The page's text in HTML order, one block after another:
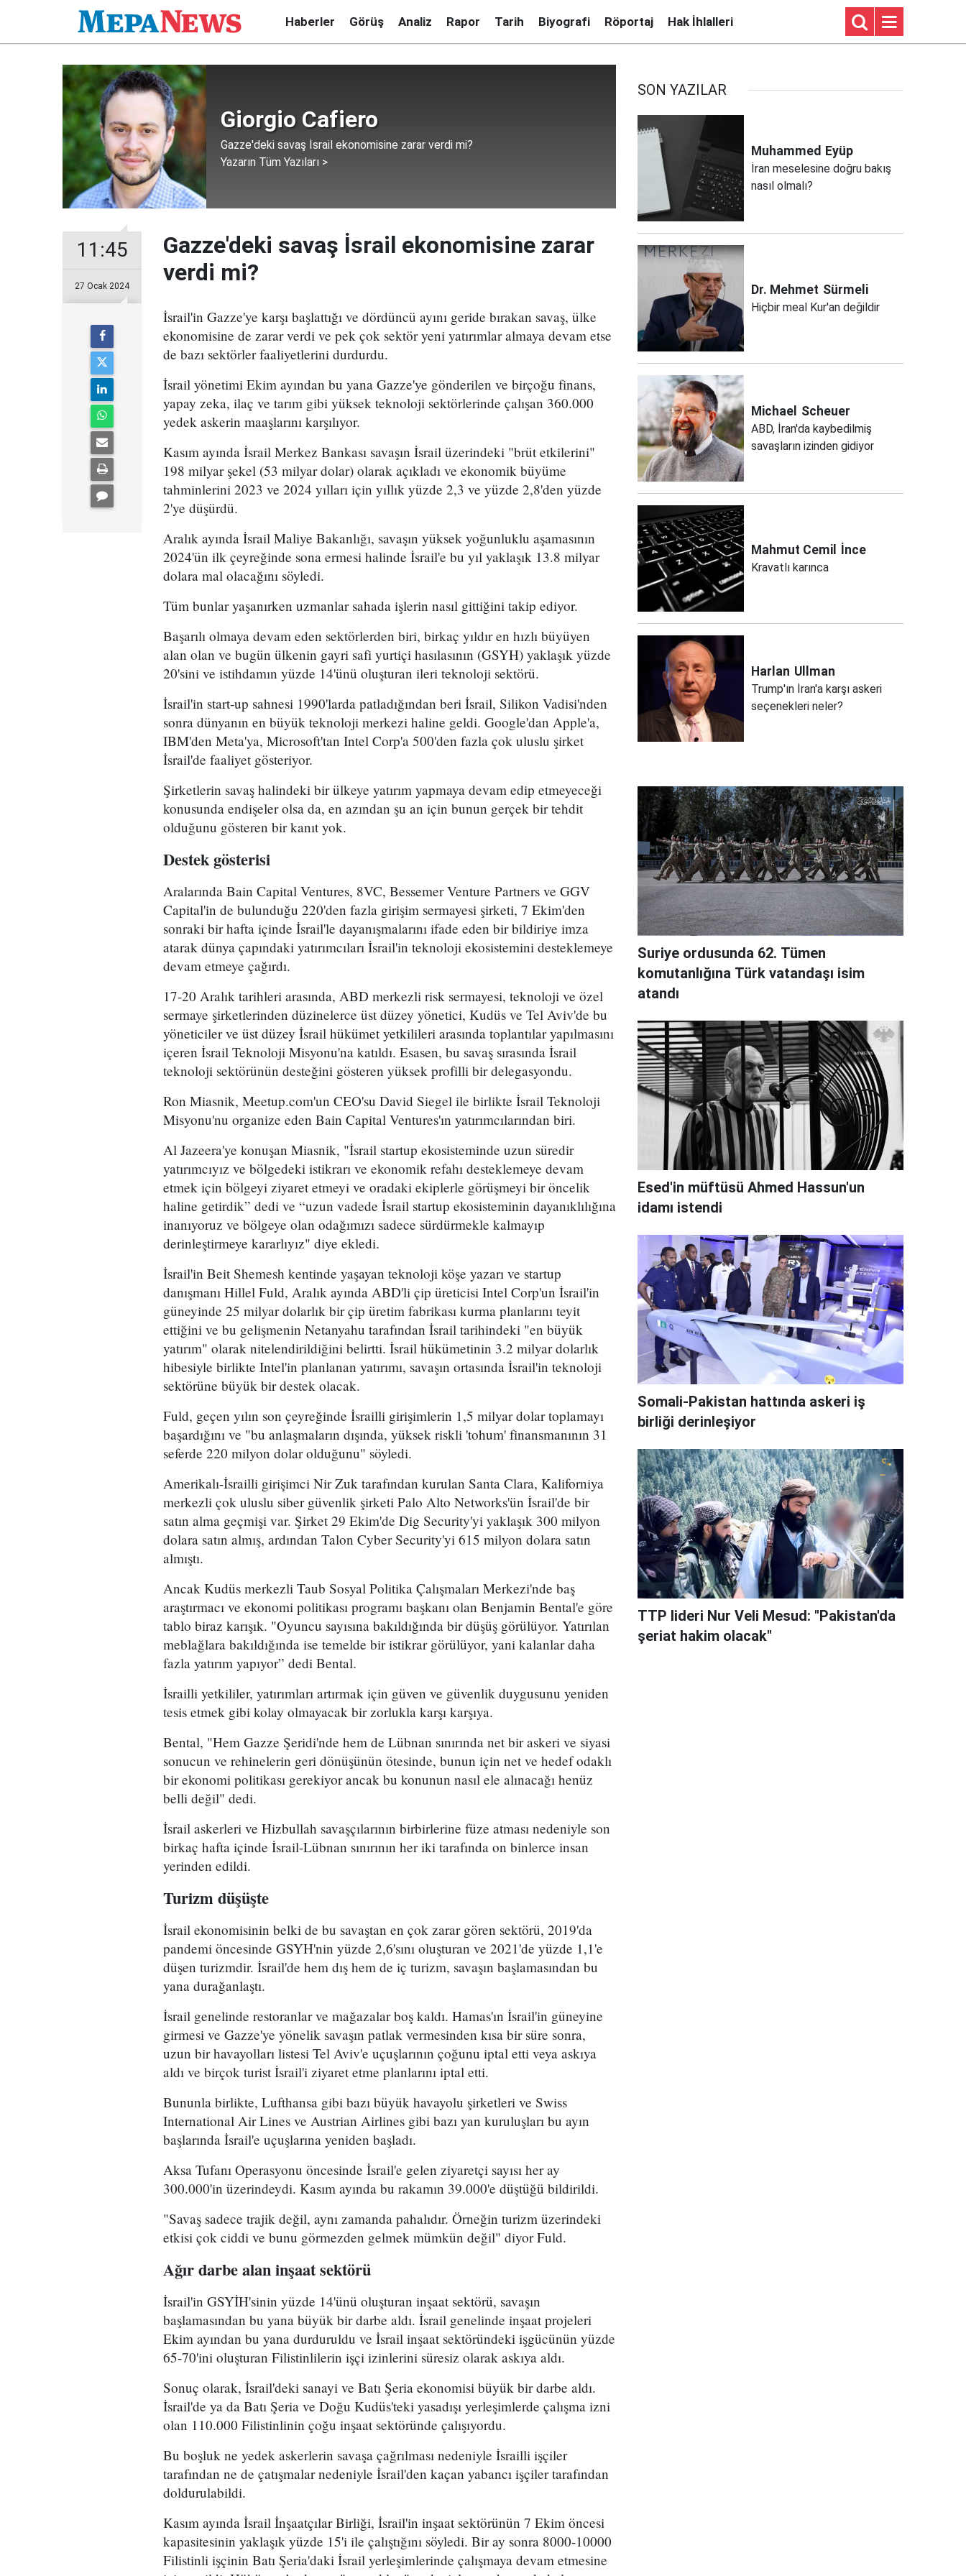
Haberler Görüş Analiz Rapor Tarih Biyografi Röportaj Hak İhlalleri
Giorgio Cafiero
Gazze'deki savaş İsrail ekonomisine zarar verdi mi?
Yazarın Tüm Yazıları >
11:45
27 Ocak 2024
Gazze'deki savaş İsrail ekonomisine zarar
verdi mi?
İsrail'in Gazze'ye karşı başlattığı ve dördüncü ayını geride bırakan savaş, ülke
ekonomisine de zarar verdi ve pek çok sektör yeni yatırımlar almaya devam etse
de bazı sektörler faaliyetlerini durdurdu.
İsrail yönetimi Ekim ayından bu yana Gazze'ye gönderilen ve birçoğu finans,
yapay zeka, ilaç ve tarım gibi yüksek teknoloji sektörlerinde çalışan 360.000
yedek askerin maaşlarını karşılıyor.
Kasım ayında İsrail Merkez Bankası savaşın İsrail üzerindeki "brüt etkilerini"
198 milyar şekel (53 milyar dolar) olarak açıkladı ve ekonomik büyüme
tahminlerini 2023 ve 2024 yılları için yıllık yüzde 2,3 ve yüzde 2,8'den yüzde
2'ye düşürdü.
Aralık ayında İsrail Maliye Bakanlığı, savaşın yüksek yoğunluklu aşamasının
2024'ün ilk çeyreğinde sona ermesi halinde İsrail'e bu yıl yaklaşık 13.8 milyar
dolara mal olacağını söyledi.
Tüm bunlar yaşanırken uzmanlar sahada işlerin nasıl gittiğini takip ediyor.
Başarılı olmaya devam eden sektörlerden biri, birkaç yıldır en hızlı büyüyen
alan olan ve bugün ülkenin gayri safi yurtiçi hasılasının (GSYH) yaklaşık yüzde
20'sini ve istihdamın yüzde 14'ünü oluşturan ileri teknoloji sektörü.
İsrail'in start-up sahnesi 1990'larda patladığından beri İsrail, Silikon Vadisi'nden
sonra dünyanın en büyük teknoloji merkezi haline geldi. Google'dan Apple'a,
IBM'den Meta'ya, Microsoft'tan Intel Corp'a 500'den fazla çok uluslu şirket
İsrail'de faaliyet gösteriyor.
Şirketlerin savaş halindeki bir ülkeye yatırım yapmaya devam edip etmeyeceği
konusunda endişeler olsa da, en azından şu an için bunun gerçek bir tehdit
olduğunu gösteren bir kanıt yok.
Destek gösterisi
Aralarında Bain Capital Ventures, 8VC, Bessemer Venture Partners ve GGV
Capital'in de bulunduğu 220'den fazla girişim sermayesi şirketi, 7 Ekim'den
sonraki bir hafta içinde İsrail'le dayanışmalarını ifade eden bir bildiriye imza
atarak dünya çapındaki yatırımcıları İsrail'in teknoloji ekosistemini desteklemeye
devam etmeye çağırdı.
17-20 Aralık tarihleri arasında, ABD merkezli risk sermayesi, teknoloji ve özel
sermaye şirketlerinden düzinelerce üst düzey yönetici, Kudüs ve Tel Aviv'de bu
yöneticiler ve üst düzey İsrail hükümet yetkilileri arasında toplantılar yapılmasını
içeren İsrail Teknoloji Misyonu'na katıldı. Esasen, bu savaş sırasında İsrail
teknoloji sektörünün desteğini gösteren yüksek profilli bir delegasyondu.
Ron Miasnik, Meetup.com'un CEO'su David Siegel ile birlikte İsrail Teknoloji
Misyonu'nu organize eden Bain Capital Ventures'ın yatırımcılarından biri.
Al Jazeera'ye konuşan Miasnik, "İsrail startup ekosisteminde uzun süredir
yatırımcıyız ve bölgedeki istikrarı ve ekonomik refahı desteklemeye devam
etmek için bölgeyi ziyaret etmeyi ve oradaki ekiplerle görüşmeyi bir öncelik
haline getirdik” dedi ve “uzun vadede İsrail startup ekosisteminin dayanıklılığına
inanıyoruz ve bölgeye olan odağımızı sadece sürdürmekle kalmayıp
derinleştirmeye kararlıyız" diye ekledi.
İsrail'in Beit Shemesh kentinde yaşayan teknoloji köşe yazarı ve startup
danışmanı Hillel Fuld, Aralık ayında ABD'li çip üreticisi Intel Corp'un İsrail'in
güneyinde 25 milyar dolarlık bir çip üretim fabrikası kurma planlarını teyit
ettiğini ve bu gelişmenin Netanyahu tarafından İsrail tarihindeki "en büyük
yatırım" olarak nitelendirildiğini belirtti. İsrail hükümetinin 3.2 milyar dolarlık
hibesiyle birlikte Intel'in planlanan yatırımı, savaşın ortasında İsrail'in teknoloji
sektörüne büyük bir destek olacak.
Fuld, geçen yılın son çeyreğinde İsrailli girişimlerin 1,5 milyar dolar toplamayı
başardığını ve "bu anlaşmaların dışında, yüksek riskli 'tohum' finansmanının 31
seferde 220 milyon dolar olduğunu" söyledi.
Amerikalı-İsrailli girişimci Nir Zuk tarafından kurulan Santa Clara, Kaliforniya
merkezli çok uluslu siber güvenlik şirketi Palo Alto Networks'ün İsrail'de bir
satın alma geçmişi var. Şirket 29 Ekim'de Dig Security'yi yaklaşık 300 milyon
dolara satın almış, ardından Talon Cyber Security'yi 615 milyon dolara satın
almıştı.
Ancak Kudüs merkezli Taub Sosyal Politika Çalışmaları Merkezi'nde baş
araştırmacı ve ekonomi politikası programı başkanı olan Benjamin Bental'e göre
tablo biraz karışık. "Oyuncu sayısına bakıldığında bir düşüş görülüyor. Yatırılan
meblağlara bakıldığında ise temelde bir istikrar görülüyor, yani kalanlar daha
fazla yatırım yapıyor” dedi Bental.
İsrailli yetkililer, yatırımları artırmak için güven ve güvenlik duygusunu yeniden
tesis etmek gibi kolay olmayacak bir zorlukla karşı karşıya.
Bental, "Hem Gazze Şeridi'nde hem de Lübnan sınırında net bir askeri ve siyasi
sonucun ve rehinelerin geri dönüşünün ötesinde, bunun için net ve hedef odaklı
bir ekonomi politikası gerekiyor ancak bu konunun nasıl ele alınacağı henüz
belli değil" dedi.
İsrail askerleri ve Hizbullah savaşçılarının birbirlerine füze atması nedeniyle son
birkaç hafta içinde İsrail-Lübnan sınırının her iki tarafında on binlerce insan
yerinden edildi.
Turizm düşüşte
İsrail ekonomisinin belki de bu savaştan en çok zarar gören sektörü, 2019'da
pandemi öncesinde GSYH'nin yüzde 2,6'sını oluşturan ve 2021'de yüzde 1,1'e
düşen turizmdir. İsrail'de hem dış hem de iç turizm, savaşın başlamasından bu
yana durağanlaştı.
İsrail genelinde restoranlar ve mağazalar boş kaldı. Hamas'ın İsrail'in güneyine
girmesi ve Gazze'ye yönelik savaşın patlak vermesinden kısa bir süre sonra,
uzun bir havayolları listesi Tel Aviv'e uçuşlarının çoğunu iptal etti veya askıya
aldı ve birçok turist İsrail'i ziyaret etme planlarını iptal etti.
Bununla birlikte, Lufthansa gibi bazı büyük havayolu şirketleri ve Swiss
International Air Lines ve Austrian Airlines gibi bazı yan kuruluşları bu ayın
başlarında İsrail'e uçuşlarına yeniden başladı.
Aksa Tufanı Operasyonu öncesinde İsrail'e gelen ziyaretçi sayısı her ay
300.000'in üzerindeydi. Kasım ayında bu rakamın 39.000'e düştüğü bildirildi.
"Savaş sadece trajik değil, aynı zamanda pahalıdır. Örneğin turizm üzerindeki
etkisi çok ciddi ve bunu görmezden gelmek mümkün değil" diyor Fuld.
Ağır darbe alan inşaat sektörü
İsrail'in GSYİH'sinin yüzde 14'ünü oluşturan inşaat sektörü, savaşın
başlamasından bu yana büyük bir darbe aldı. İsrail genelinde inşaat projeleri
Ekim ayından bu yana durduruldu ve İsrail inşaat sektöründeki işgücünün yüzde
65-70'ini oluşturan Filistinlilerin işçi izinlerini süresiz olarak askıya aldı.
Sonuç olarak, İsrail'deki sanayi ve Batı Şeria ekonomisi büyük bir darbe aldı.
İsrail'de ya da Batı Şeria ve Doğu Kudüs'teki yasadışı yerleşimlerde çalışma izni
olan 110.000 Filistinlinin çoğu inşaat sektöründe çalışıyordu.
Bu boşluk ne yedek askerlerin savaşa çağrılması nedeniyle İsrailli işçiler
tarafından ne de çatışmalar nedeniyle İsrail'den kaçan yabancı işçiler tarafından
doldurulabildi.
Kasım ayında İsrail İnşaatçılar Birliği, İsrail'in inşaat sektörünün 7 Ekim öncesi
kapasitesinin yaklaşık yüzde 15'i ile çalıştığını söyledi. Bir ay sonra 8000-10000
Filistinli işçinin Batı Şeria'daki İsrail yerleşimlerinde çalışmaya devam etmesine
SON YAZILAR
Muhammed Eyüp
İran meselesine doğru bakış
nasıl olmalı?
Dr. Mehmet Sürmeli
Hiçbir meal Kur'an değildir
Michael Scheuer
ABD, İran'da kaybedilmiş
savaşların izinden gidiyor
Mahmut Cemil İnce
Kravatlı karınca
Harlan Ullman
Trump'ın İran'a karşı askeri
seçenekleri neler?
Suriye ordusunda 62. Tümen
komutanlığına Türk vatandaşı isim
atandı
Esed'in müftüsü Ahmed Hassun'un
idamı istendi
Somali-Pakistan hattında askeri iş
birliği derinleşiyor
TTP lideri Nur Veli Mesud: "Pakistan'da
şeriat hakim olacak"